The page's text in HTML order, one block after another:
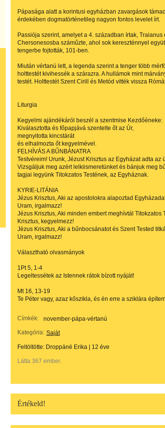
Pápasága alatt a korintusi egyházban zavargások
érdekében dogmatörténetileg nagyon fontos levelet írt.
Passiója szerint, amelyet a 4. században írtak,
Chersonesosba száműzte, ahol sok kereszténnyel
tengerbe fojtották, 101-ben.
Miután vértanú lett, a legenda szerint a tenger több
holttestét kivihessék a szárazra. A hullámok mint
testét. Holttestét Szent Cirill és Metód vitték vissza
Liturgia
Kegyelmi ajándékáról beszél a szentmise Kezdőéneke:
Kiválasztotta és főpapjává szentelte őt az Úr,
megnyitotta kincstárát
és elhalmozta őt kegyelmével.
FELHÍVÁS A BŰNBÁNATRA
Testvéreim! Urunk, Jézust Krisztus az Egyházat adta
Vizsgáljuk meg azért lelkiismeretünket és bánjuk meg
tagjai legyünk Titokzatos Testének, az Egyháznak.
KYRIE-LITÁNIA
Jézus Krisztus, Aki az apostolokra alapoztad
Uram, irgalmazz!
Jézus Krisztus, Aki minden embert meghívtál Titokzatos
Krisztus, kegyelmezz!
Jézus Krisztus, Aki a bűnbocsánatot és Szent Tested
Uram, irgalmazz!
Választható olvasmányok
1Pt 5, 1-4
Legeltessétek az Istennek rátok bízott nyáját!
Mt 16, 13-19
Te Péter vagy, azaz kőszikla, és én erre a sziklára
Címkék:
november-pápa-vértanú
Kategória: Saját
Feltöltötte: Droppáné Erika 12 éve
Látta 367 ember.
Értékeld!